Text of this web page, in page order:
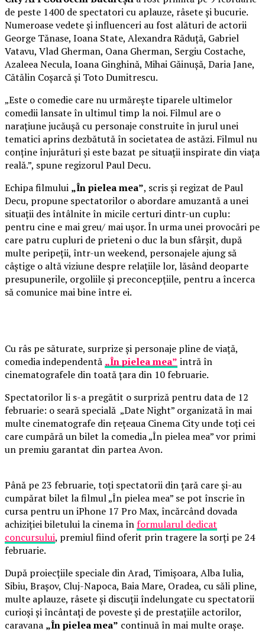
de peste 1400 de spectatori cu aplauze, râsete și bucurie.
Numeroase vedete și influenceri au fost alături de actorii
George Tănase, Ioana State, Alexandra Răduță, Gabriel
Vatavu, Vlad Gherman, Oana Gherman, Sergiu Costache,
Azaleea Necula, Ioana Ginghină, Mihai Găinușă, Daria Jane,
Cătălin Coșarcă și Toto Dumitrescu.
„Este o comedie care nu urmărește tiparele ultimelor
comedii lansate în ultimul timp la noi. Filmul are o
narațiune jucăușă cu personaje construite în jurul unei
tematici aprins dezbătută în societatea de astăzi. Filmul nu
conține înjurături și este bazat pe situații inspirate din viața
reală.”, spune regizorul Paul Decu.
Echipa filmului „În pielea mea”, scris și regizat de Paul
Decu, propune spectatorilor o abordare amuzantă a unei
situații des întâlnite în micile certuri dintr-un cuplu:
pentru cine e mai greu/ mai ușor. În urma unei provocări pe
care patru cupluri de prieteni o duc la bun sfârșit, după
multe peripeții, într-un weekend, personajele ajung să
câștige o altă viziune despre relațiile lor, lăsând deoparte
presupunerile, orgoliile și preconcepțiile, pentru a încerca
să comunice mai bine între ei.
Cu râs pe săturate, surprize și personaje pline de viață,
comedia independentă „În pielea mea” intră în
cinematografele din toată țara din 10 februarie.
Spectatorilor li s-a pregătit o surpriză pentru data de 12
februarie: o seară specială „Date Night” organizată în mai
multe cinematografe din rețeaua Cinema City unde toți cei
care cumpără un bilet la comedia „În pielea mea” vor primi
un premiu garantat din partea Avon.
Până pe 23 februarie, toți spectatorii din țară care și-au
cumpărat bilet la filmul „În pielea mea” se pot înscrie în
cursa pentru un iPhone 17 Pro Max, încărcând dovada
achiziției biletului la cinema înformularul dedicat
concursului, premiul fiind oferit prin tragere la sorți pe 24
februarie.
După proiecțiile speciale din Arad, Timișoara, Alba Iulia,
Sibiu, Brașov, Cluj-Napoca, Baia Mare, Oradea, cu săli pline,
multe aplauze, râsete și discuții îndelungate cu spectatorii
curioși și încântați de poveste și de prestațiile actorilor,
caravana „În pielea mea” continuă în mai multe orașe.